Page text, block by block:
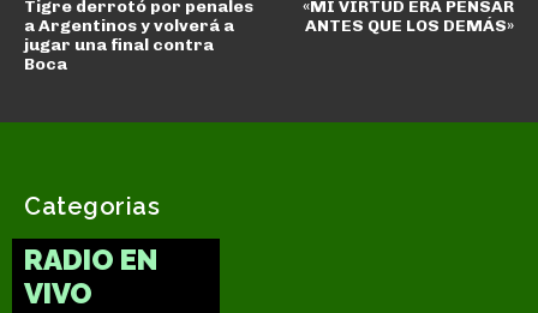
Tigre derrotó por penales
a Argentinos y volverá a
jugar una final contra
Boca
«MI VIRTUD ERA PENSAR
ANTES QUE LOS DEMÁS»
Categorias
RADIO EN
VIVO